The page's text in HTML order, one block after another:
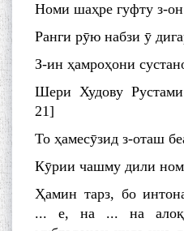
Номи шаҳре гуфту з-он
Ранги рӯю набзи ӯ
З-ин ҳамроҳони
Шери Худову
21]
То ҳамесӯзид з-оташ
Кӯрии чашму дили
Ҳамин тарз, бо
... е, на ... на